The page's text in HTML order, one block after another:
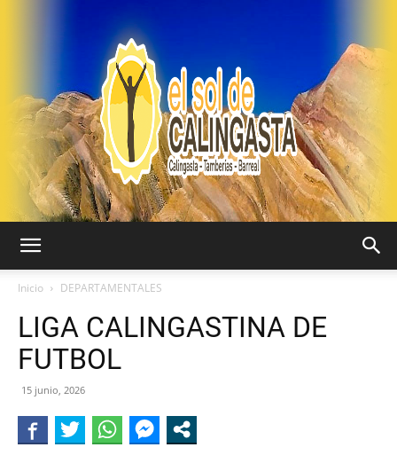
SOL
Inicio DEPARTAMENTALES
LIGA CALINGASTINA DE
FUTBOL
15 junio, 2026